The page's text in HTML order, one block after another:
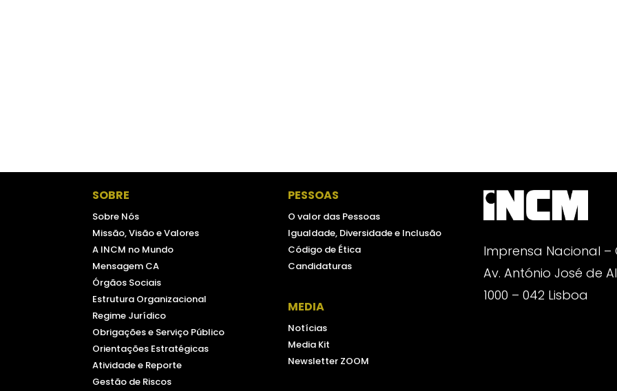
SOBRE
Sobre Nós
Missão, Visão e Valores
A INCM no Mundo
Mensagem CA
Órgãos Sociais
Estrutura Organizacional
Regime Jurídico
Obrigações e Serviço Público
Orientações Estratégicas
Atividade e Reporte
Gestão de Riscos
PESSOAS
O valor das Pessoas
Igualdade, Diversidade e Inclusão
Código de Ética
Candidaturas
MEDIA
Notícias
Media Kit
Newsletter ZOOM
Imprensa Nacional –
Av. António José de
1000 – 042 Lisboa